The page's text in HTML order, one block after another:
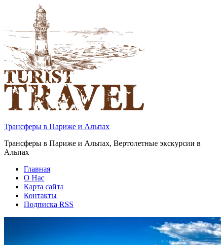
Трансферы в Париже и Альпах
Трансферы в Париже и Альпах, Вертолетные экскурсии в
Альпах
Главная
О Нас
Карта сайта
Контакты
Подписка RSS